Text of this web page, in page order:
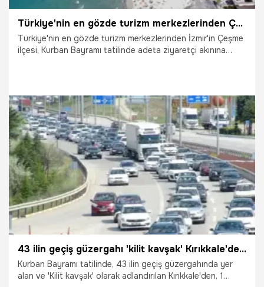
Türkiye'nin en gözde turizm merkezlerinden Çeşme'de nüfus 1 milyona dayandı, yüz binlerce araç akın etti
Türkiye'nin en gözde turizm merkezlerinden İzmir'in Çeşme
ilçesi, Kurban Bayramı tatilinde adeta ziyaretçi akınına
2.06.2026 İzmir
43 ilin geçiş güzergahı 'kilit kavşak' Kırıkkale'den bayram tatilinde 1,5 milyon araç geçti
Kurban Bayramı tatilinde, 43 ilin geçiş güzergahında yer
alan ve 'Kilit kavşak' olarak adlandırılan Kırıkkale'den, 1